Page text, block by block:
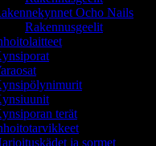
Ocho Nails
Rakennusgeelit
terät
ja sormet